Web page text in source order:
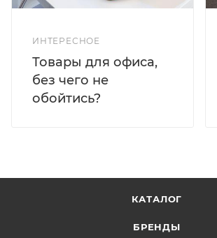
ИНТЕРЕСНОЕ
Товары для офиса,
без чего не
обойтись?
КАТАЛОГ
БРЕНДЫ